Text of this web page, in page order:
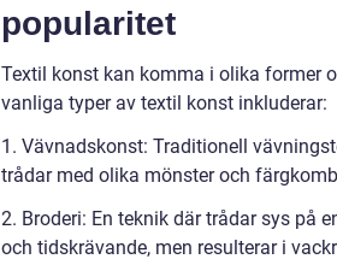
popularitet
Textil konst kan komma i olika former
vanliga typer av textil konst inkluderar:
1. Vävnadskonst: Traditionell
trådar med olika mönster och
2. Broderi: En teknik där trådar sys på
och tidskrävande, men resulterar i